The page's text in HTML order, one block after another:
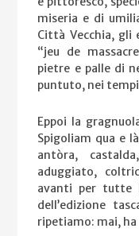
miseria e di
Città Vecchia, gli
“jeu de
pietre e palle di
puntuto, nei
Eppoi la
Spigoliam qua e
antòra,
aduggiato,
avanti per tutte
dell’edizione
ripetiamo: mai,